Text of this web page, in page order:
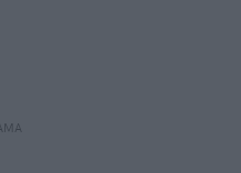
profesjonaliści radzą